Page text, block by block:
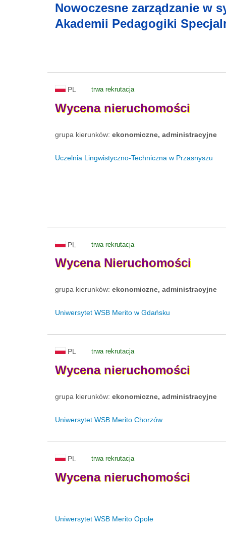
Nowoczesne zarządzanie w
Akademii Pedagogiki
PL trwa rekrutacja
Wycena nieruchomości
grupa kierunków: ekonomiczne, administracyjne
Uczelnia Lingwistyczno-Techniczna w Przasnyszu
PL trwa rekrutacja
Wycena Nieruchomości
grupa kierunków: ekonomiczne, administracyjne
Uniwersytet WSB Merito w Gdańsku
PL trwa rekrutacja
Wycena nieruchomości
grupa kierunków: ekonomiczne, administracyjne
Uniwersytet WSB Merito Chorzów
PL trwa rekrutacja
Wycena nieruchomości
Uniwersytet WSB Merito Opole